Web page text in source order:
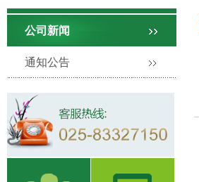
公司新闻
通知公告